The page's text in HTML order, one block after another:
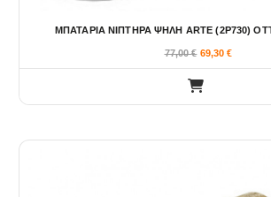
ΜΠΑΤΑΡΙΑ ΝΙΠΤΗΡΑ ΨΗΛΗ ARTE (2P730)
77,00€ 69,30€